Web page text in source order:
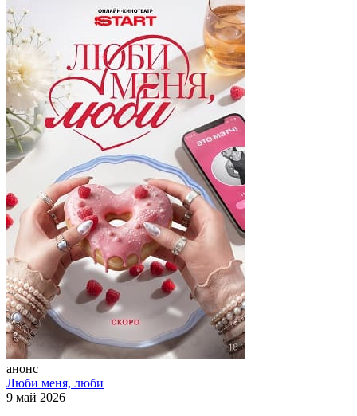
анонс
Люби меня, люби
9 май 2026